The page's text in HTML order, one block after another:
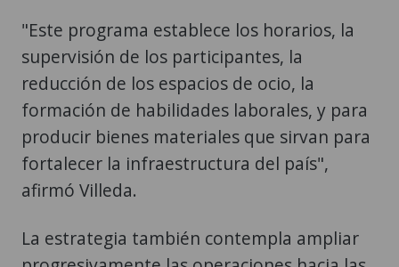
"Este programa establece los horarios, la
supervisión de los participantes, la
reducción de los espacios de ocio, la
formación de habilidades laborales, y para
producir bienes materiales que sirvan para
fortalecer la infraestructura del país",
afirmó Villeda.
La estrategia también contempla ampliar